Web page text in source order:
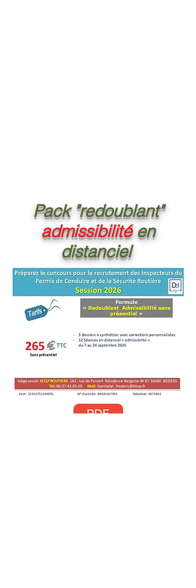
Pack "redoublant"
admissibilitéen
distanciel